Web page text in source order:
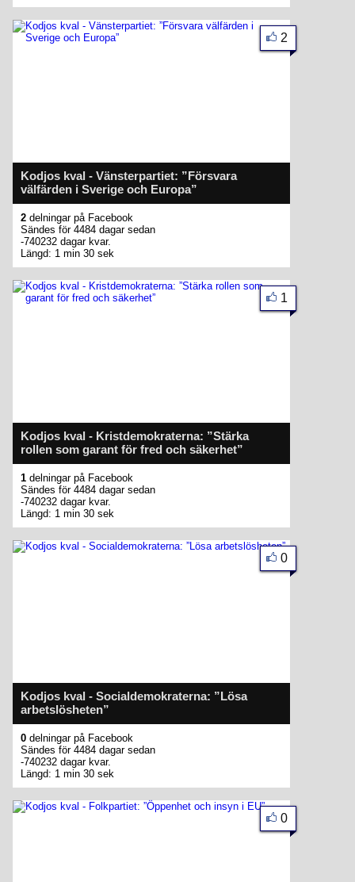
Kodjos kval - Vänsterpartiet: ”Försvara
välfärden i Sverige och Europa”
2
2 delningar på Facebook
Sändes för 4484 dagar sedan
-740232 dagar kvar.
Längd: 1 min 30 sek
Kodjos kval - Kristdemokraterna: ”Stärka
rollen som garant för fred och säkerhet”
1
1 delningar på Facebook
Sändes för 4484 dagar sedan
-740232 dagar kvar.
Längd: 1 min 30 sek
Kodjos kval - Socialdemokraterna: ”Lösa
arbetslösheten”
0
0 delningar på Facebook
Sändes för 4484 dagar sedan
-740232 dagar kvar.
Längd: 1 min 30 sek
0